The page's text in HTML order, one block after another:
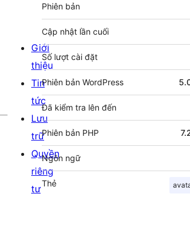
Phiên bản
Cập nhật lần cuối
Số lượt cài đặt
Phiên bản WordPress
Đã kiểm tra lên đến
Phiên bản PHP
Ngôn ngữ
Thẻ
Giới
thiệu
Tin
tức
Lưu
trữ
Quyền
riêng
tư